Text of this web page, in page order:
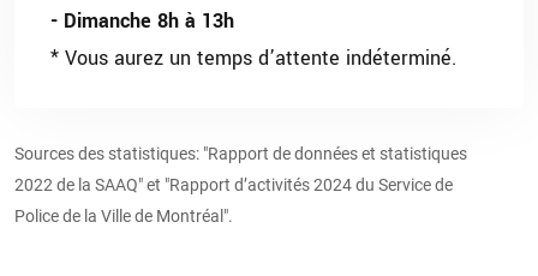
- Dimanche 8h à 13h
* Vous aurez un temps d’attente indéterminé.
Sources des statistiques: "Rapport de données et statistiques
2022 de la SAAQ"et "Rapport d’activités 2024 du Service de
Police de la Ville de Montréal".